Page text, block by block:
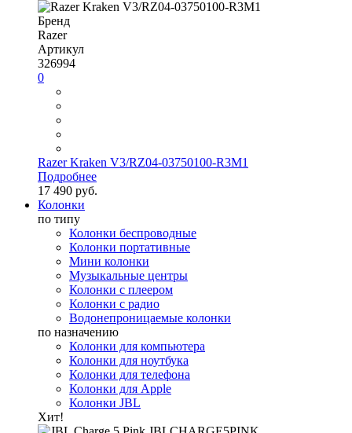
Бренд
Razer
Артикул
326994
0
Razer Kraken V3/RZ04-03750100-R3M1
Подробнее
17 490 руб.
Колонки
по типу
Колонки беспроводные
Колонки портативные
Мини колонки
Музыкальные центры
Колонки с плеером
Колонки с радио
Водонепроницаемые колонки
по назначению
Колонки для компьютера
Колонки для ноутбука
Колонки для телефона
Колонки для Apple
Колонки JBL
Хит!